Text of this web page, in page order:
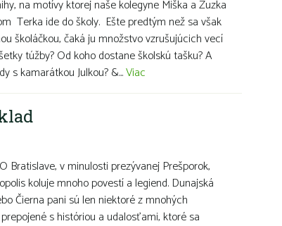
na motívy ktorej naše kolegyne Miška a Zuzka
Terka ide do školy. Ešte predtým než sa však
školáčkou, čaká ju množstvo vzrušujúcich vecí
túžby? Od koho dostane školskú tašku? A
s kamarátkou Julkou? &...Viac
Bratislave, v minulosti prezývanej Prešporok,
koluje mnoho povestí a legiend. Dunajská
Čierna pani sú len niektoré z mnohých
s históriou a udalosťami, ktoré sa